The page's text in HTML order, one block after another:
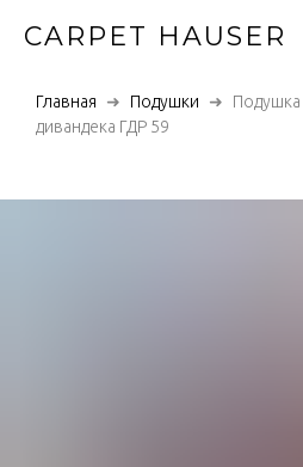
CARPET HAUSER
Главная Подушки
Подушка
дивандека ГДР 59